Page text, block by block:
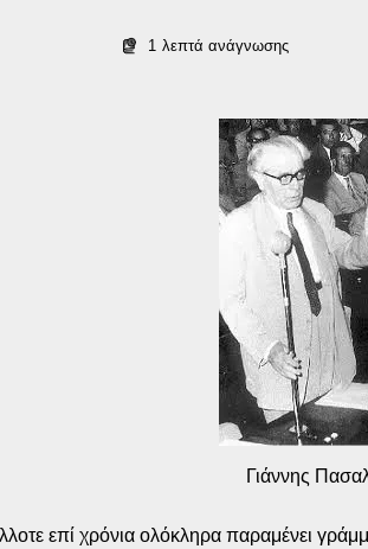
1 λεπτά ανάγνωσης
Γιάννης
επί χρόνια ολόκληρα παραμένει